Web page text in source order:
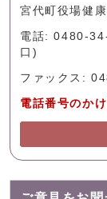
宮代町役場健
電話: 0480-
口)
ファックス:
電話番号のか